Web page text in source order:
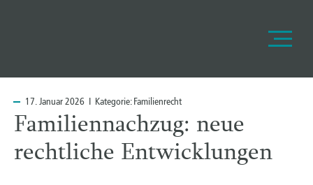
17.Januar 2026 I Kategorie:Familienrecht
Familiennachzug: neue
rechtliche Entwicklungen